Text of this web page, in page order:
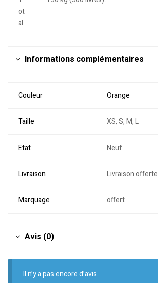
ot
al
Informations complémentaires
Couleur Orange
Taille XS, S, M, L
Etat Neuf
Livraison Livraison offerte
Marquage offert
Avis (0)
Il n’y a pas encore d’avis.